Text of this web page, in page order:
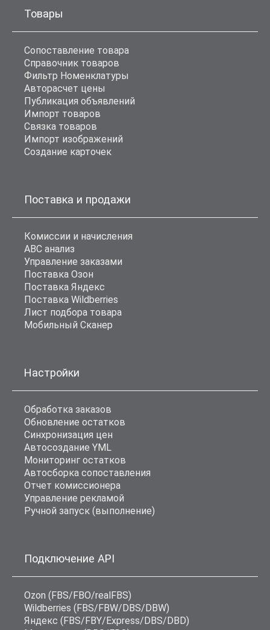
Товары
Сопоставление товара
Справочник товаров
Фильтр Номенклатуры
Авторасчет цены
Публикация объявлений
Импорт товаров
Связка товаров
Импорт изображений
Создание карточек
Поставка и продажи
Комиссии и начисления
ABC анализ
Управление заказами
Поставка Озон
Поставка Яндекс
Поставка Wildberries
Лист подбора товара
Мобильный Сканер
Настройки
Обработка заказов
Обновление остатков
Синхронизация цен
Автосоздание YML
Мониторинг остатков
Автосборка сопоставления
Отчет комиссионера
Управление рекламой
Ручной запуск (выполнение)
Подключение API
Ozon (FBS/FBO/realFBS)
Wildberries (FBS/FBW/DBS/DBW)
Яндекс (FBS/FBY/Express/DBS/DBD)